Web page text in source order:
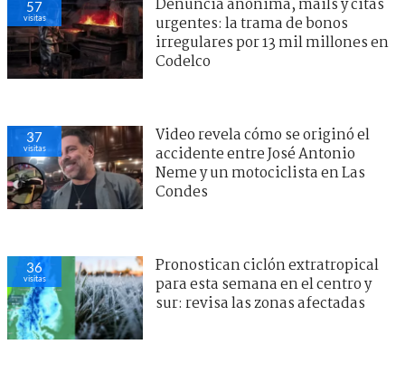
57
visitas
Denuncia anónima, mails y citas
urgentes: la trama de bonos
irregulares por 13 mil millones en
Codelco
37
visitas
Video revela cómo se originó el
accidente entre José Antonio
Neme y un motociclista en Las
Condes
36
visitas
Pronostican ciclón extratropical
para esta semana en el centro y
sur: revisa las zonas afectadas